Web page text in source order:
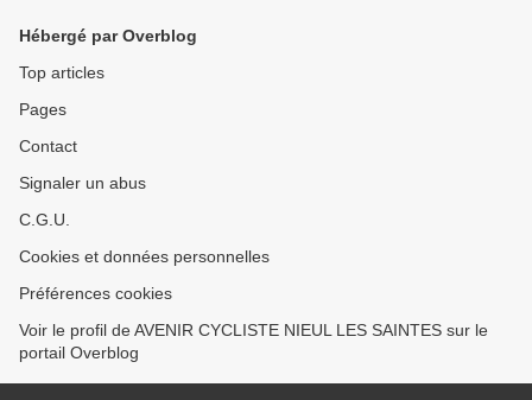
Hébergé par Overblog
Top articles
Pages
Contact
Signaler un abus
C.G.U.
Cookies et données personnelles
Préférences cookies
Voir le profil de AVENIR CYCLISTE NIEUL LES SAINTES sur le
portail Overblog